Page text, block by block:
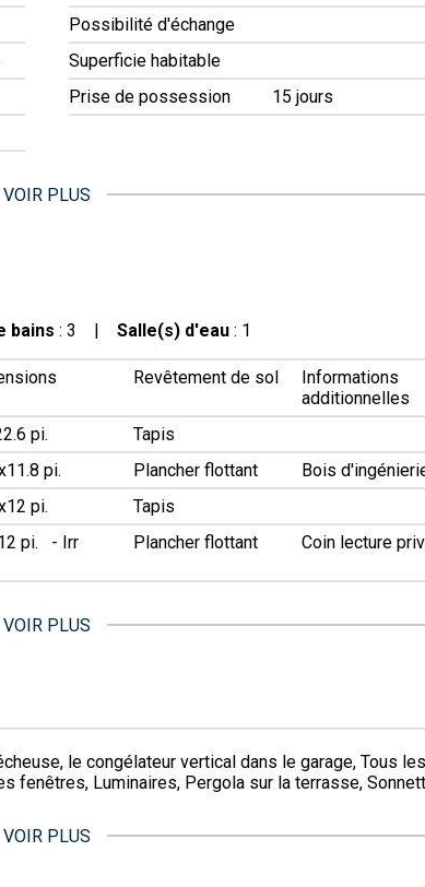
Possibilité d'échange
Superficie habitable
Prise de possession
15 jours
VOIR PLUS
bains : 3 | Salle(s) d'eau : 1
Revêtement de sol
Informations
additionnelles
pi.
Tapis
pi. Plancher flottant
Bois
pi.
Tapis
pi. - Irr Plancher flottant Coin lecture
VOIR PLUS
le congélateur vertical dans le garage, Tous les
fenêtres, Luminaires, Pergola sur la terrasse,
VOIR PLUS